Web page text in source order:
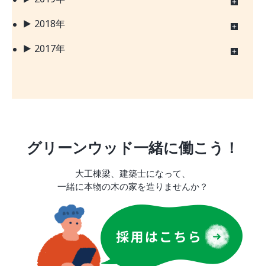
2018年
2017年
グリーンウッド一緒に働こう！
大工棟梁、建築士になって、
一緒に本物の木の家を造りませんか？